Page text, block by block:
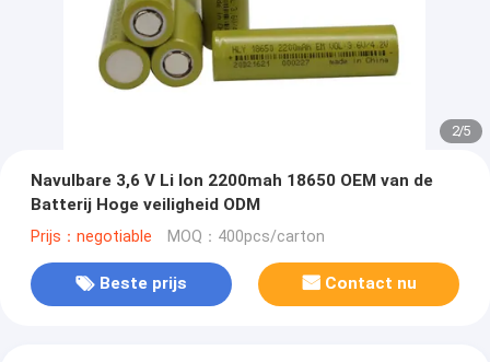
2/5
Navulbare 3,6 V Li Ion 2200mah 18650 OEM van de
Batterij Hoge veiligheid ODM
Prijs：negotiable MOQ：400pcs/carton
Beste prijs Contact nu